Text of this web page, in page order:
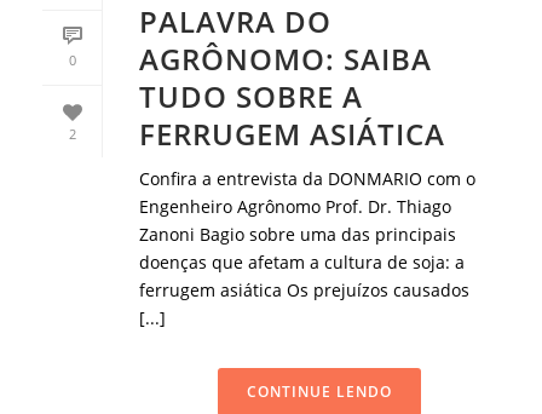
0
2
PALAVRA DO
AGRÔNOMO: SAIBA
TUDO SOBRE A
FERRUGEM ASIÁTICA
Confira a entrevista da DONMARIO com o
Engenheiro Agrônomo Prof. Dr. Thiago
Zanoni Bagio sobre uma das principais
doenças que afetam a cultura de soja: a
ferrugem asiática Os prejuízos causados
[...]
CONTINUE LENDO